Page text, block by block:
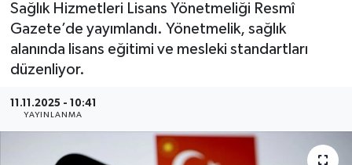
Sağlık Hizmetleri Lisans Yönetmeliği Resmî
Gazete’de yayımlandı. Yönetmelik, sağlık
alanında lisans eğitimi ve mesleki standartları
düzenliyor.
11.11.2025 - 10:41
YAYINLANMA
Haber Arşivi